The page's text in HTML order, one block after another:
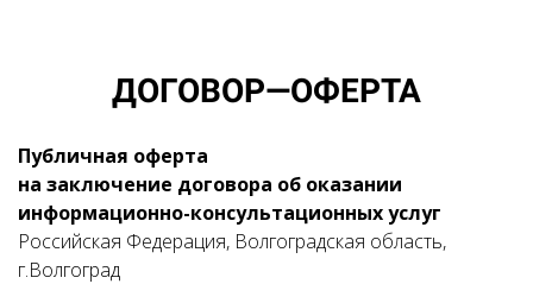
ДОГОВОР—ОФЕРТА
Публичная оферта
на заключение договора об оказании
информационно-консультационных услуг
Российская Федерация, Волгоградская область,
г.Волгоград